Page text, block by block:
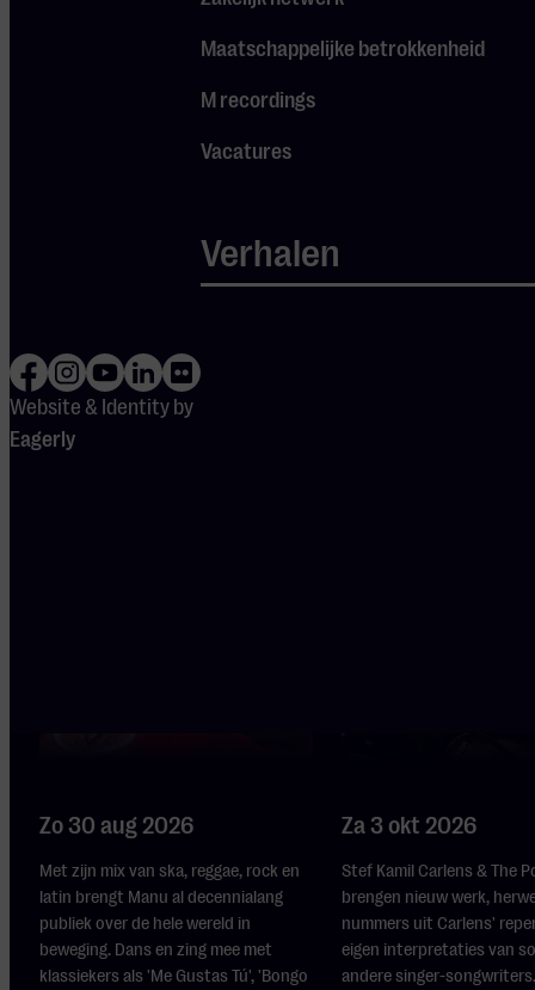
Maatschappelijke betrokkenheid
M recordings
Vacatures
Verhalen
Website & Identity by
Eagerly
Zo 30 aug 2026
Met zijn mix van ska, reggae, rock en
latin brengt Manu al decennialang
publiek over de hele wereld in
beweging. Dans en zing mee met
klassiekers als 'Me Gustas Tú', 'Bongo
Za 3 okt 2026
Stef Kamil Carlens & The
brengen nieuw werk,
nummers uit Carlens'
eigen interpretaties van
andere singer-